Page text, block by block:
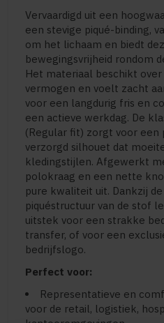
Vervaardigd uit een
een stevige piqué-binding,
om het lichaam en biedt
bewegingsvrijheid rondom
Het materiaal beschikt
vermogen en voelt zacht
voor een langdurig fris en
een actieve werkdag. De
(Regular fit) zorgt voor een
verzorgd silhouet dat
kledingstijlen. Afgewerkt
polokraag en een nette
pure kwaliteit uit. Dankzij
piquéstructuur van de stof
uitstek voor een strakke
transfer, of voor een
bedrijfslogo.
Perfect voor:
Representatieve en
voor de retail, logistiek,